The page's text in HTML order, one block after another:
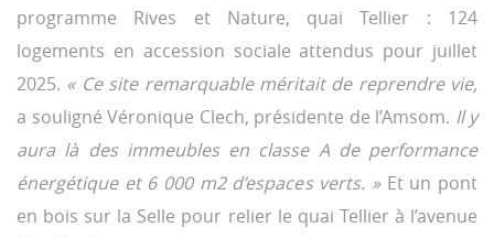
programme Rives et Nature, quai Tellier : 124
logements en accession sociale attendus pour juillet
2025. « Ce site remarquable méritait de reprendre vie,
a souligné Véronique Clech, présidente de l’Amsom. Il y
aura là des immeubles en classe A de performance
énergétique et 6 000 m2 d’espaces verts. »Et un pont
en bois sur la Selle pour relier le quai Tellier à l’avenue